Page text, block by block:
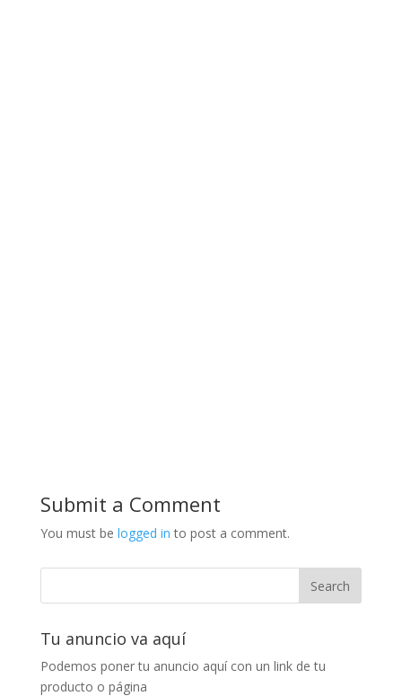
Submit a Comment
You must be logged in to post a comment.
Tu anuncio va aquí
Podemos poner tu anuncio aquí con un link de tu
producto o página